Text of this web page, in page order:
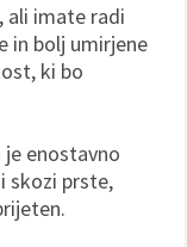
ali imate radi
in bolj umirjene
ki bo
enostavno
skozi prste,